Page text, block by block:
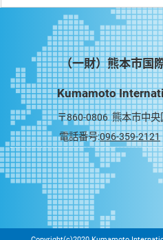
（一財）熊本市国
Kumamoto
〒860-0806 熊本市中
電話番号:096-359-2121